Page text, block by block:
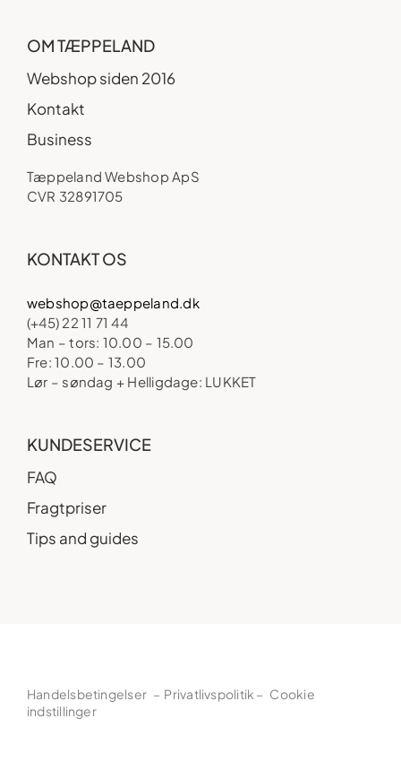
OM TÆPPELAND
Webshop siden 2016
Kontakt
Business
Tæppeland Webshop ApS
CVR 32891705
KONTAKT OS
webshop@taeppeland.dk
(+45) 22 11 71 44
Man – tors: 10.00 – 15.00
Fre: 10.00 – 13.00
Lør – søndag + Helligdage: LUKKET
KUNDESERVICE
FAQ
Fragtpriser
Tips and guides
Handelsbetingelser – Privatlivspolitik – Cookie
indstillinger